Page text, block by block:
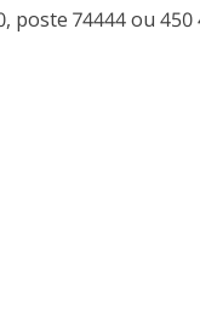
poste 74444 ou